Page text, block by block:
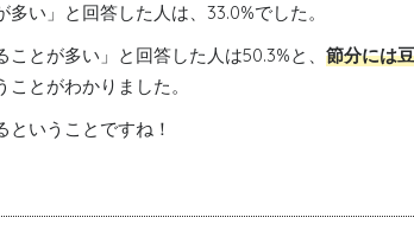
い」と回答した人は、33.0%でした。
とが多い」と回答した人は50.3%と、 節分には豆
ことがわかりました。
いうことですね！